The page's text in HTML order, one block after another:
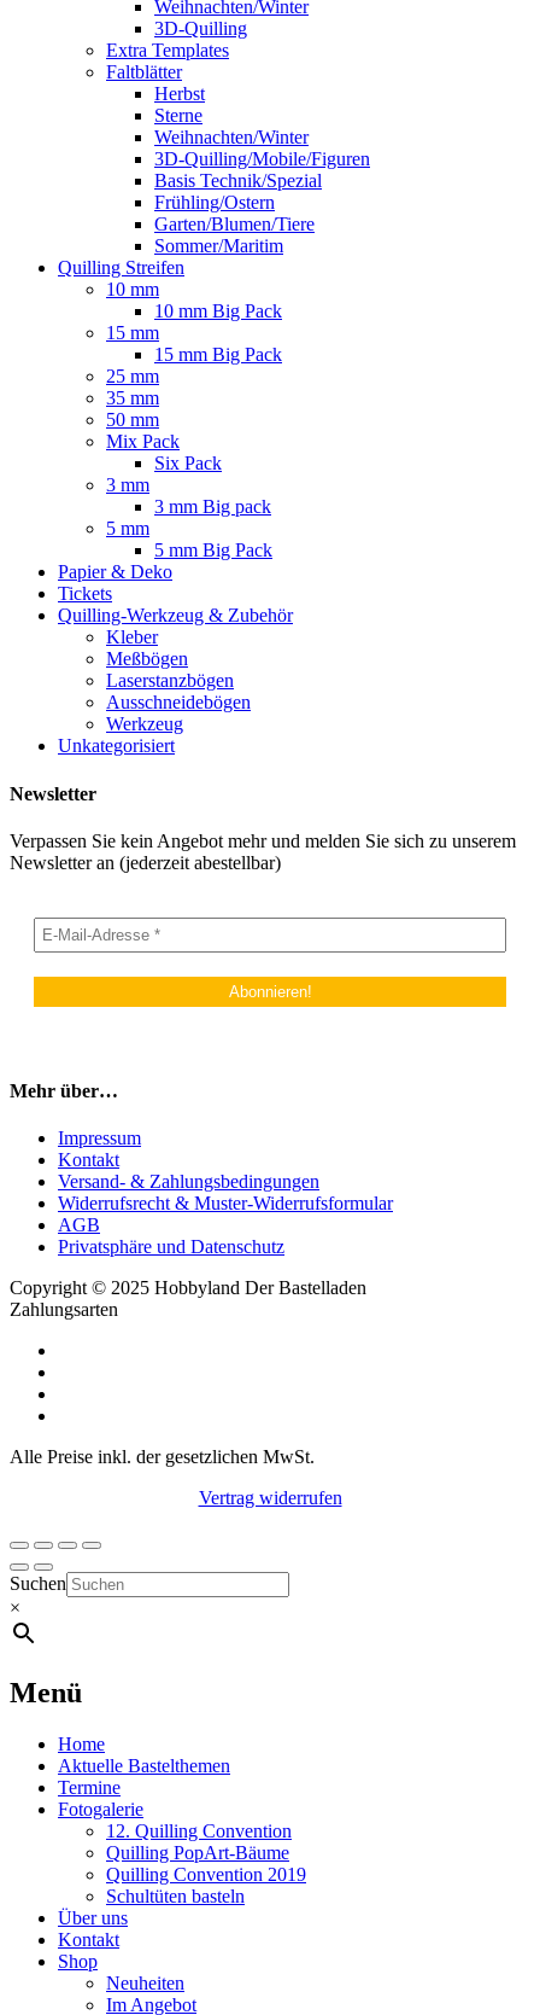
Weihnachten/Winter
3D-Quilling
Extra Templates
Faltblätter
Herbst
Sterne
Weihnachten/Winter
3D-Quilling/Mobile/Figuren
Basis Technik/Spezial
Frühling/Ostern
Garten/Blumen/Tiere
Sommer/Maritim
Quilling Streifen
10 mm
10 mm Big Pack
15 mm
15 mm Big Pack
25 mm
35 mm
50 mm
Mix Pack
Six Pack
3 mm
3 mm Big pack
5 mm
5 mm Big Pack
Papier & Deko
Tickets
Quilling-Werkzeug & Zubehör
Kleber
Meßbögen
Laserstanzbögen
Ausschneidebögen
Werkzeug
Unkategorisiert
Newsletter
Verpassen Sie kein Angebot mehr und melden Sie sich zu unserem
Newsletter an (jederzeit abestellbar)
Mehr über…
Impressum
Kontakt
Versand- & Zahlungsbedingungen
Widerrufsrecht & Muster-Widerrufsformular
AGB
Privatsphäre und Datenschutz
Copyright © 2025 Hobbyland Der Bastelladen
Zahlungsarten
Alle Preise inkl. der gesetzlichen MwSt.
Vertrag widerrufen
Suchen
×
Menü
Home
Aktuelle Bastelthemen
Termine
Fotogalerie
12. Quilling Convention
Quilling PopArt-Bäume
Quilling Convention 2019
Schultüten basteln
Über uns
Kontakt
Shop
Neuheiten
Im Angebot